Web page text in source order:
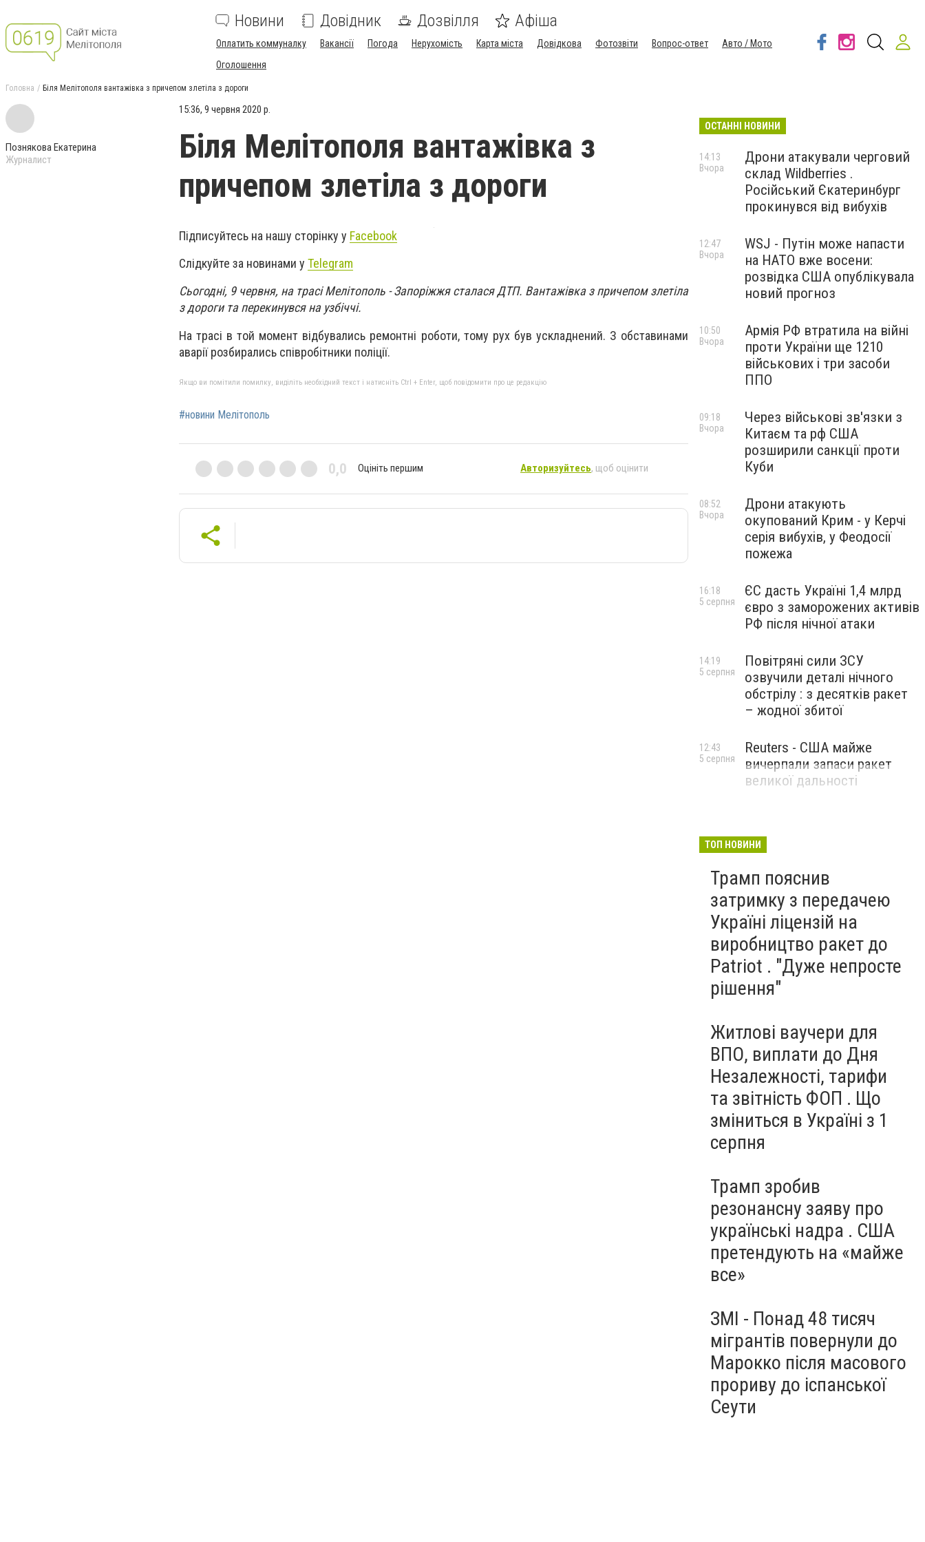
Новини Довідник Дозвілля Афіша
Оплатить коммуналку Вакансії Погода Нерухомість Карта міста Довідкова Фотозвіти Вопрос-ответ
Авто / Мото
Оголошення
Головна Біля Мелітополя вантажівка з причепом злетіла з дороги
Познякова Екатерина
Журналист
15:36, 9 червня 2020 р.
Біля Мелітополя вантажівка з
причепом злетіла з дороги
Підписуйтесь на нашу сторінку у Facebook
Слідкуйте за новинами у Telegram
Сьогодні, 9 червня, на трасі Мелітополь - Запоріжжя сталася ДТП. Вантажівка з причепом злетіла
з дороги та перекинувся на узбіччі.
На трасі в той момент відбувались ремонтні роботи, тому рух був ускладнений. З обставинами
аварії розбирались співробітники поліції.
Якщо ви помітили помилку, виділіть необхідний текст і натисніть Ctrl + Enter, щоб повідомити про це редакцію
#новини Мелітополь
0,0 Оцініть першим Авторизуйтесь, щоб оцінити
ОСТАННІ НОВИНИ
Дрони атакували черговий
склад Wildberries .
Російський Єкатеринбург
прокинувся від вибухів
14:13
Вчора
WSJ - Путін може напасти
на НАТО вже восени:
розвідка США опублікувала
новий прогноз
12:47
Вчора
Армія РФ втратила на війні
проти України ще 1210
військових і три засоби
ППО
10:50
Вчора
Через військові зв'язки з
Китаєм та рф США
розширили санкції проти
Куби
09:18
Вчора
Дрони атакують
окупований Крим - у Керчі
серія вибухів, у Феодосії
пожежа
08:52
Вчора
ЄС дасть Україні 1,4 млрд
євро з заморожених активів
РФ після нічної атаки
16:18
5 серпня
Повітряні сили ЗСУ
озвучили деталі нічного
обстрілу : з десятків ракет
– жодної збитої
14:19
5 серпня
Reuters - США майже
вичерпали запаси ракет
великої дальності
12:43
5 серпня
ТОП НОВИНИ
Трамп пояснив
затримку з передачею
Україні ліцензій на
виробництво ракет до
Patriot . "Дуже непросте
рішення"
Житлові ваучери для
ВПО, виплати до Дня
Незалежності, тарифи
та звітність ФОП . Що
зміниться в Україні з 1
серпня
Трамп зробив
резонансну заяву про
українські надра . США
претендують на «майже
все»
ЗМІ - Понад 48 тисяч
мігрантів повернули до
Марокко після масового
прориву до іспанської
Сеути